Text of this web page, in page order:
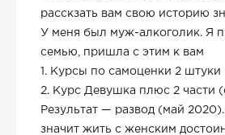
расскзать вам свою историю
У меня был муж-алкоголик. Я
семью, пришла с этим к вам
1. Курсы по самоценки 2 штуки
2. Курс Девушка плюс 2 части
Результат — развод (май
значит жить с женским